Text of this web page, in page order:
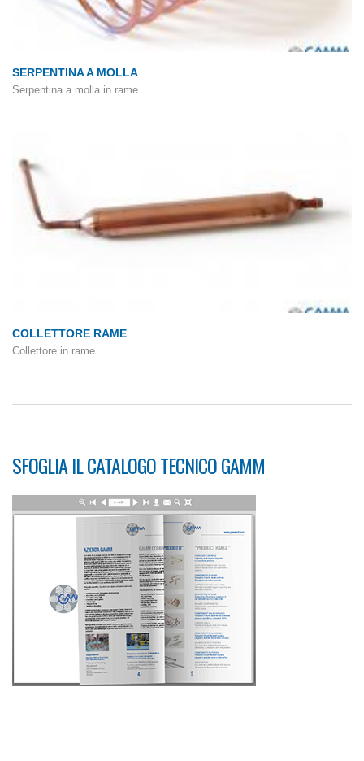
SERPENTINA A MOLLA
Serpentina a molla in rame.
COLLETTORE RAME
Collettore in rame.
SFOGLIA IL CATALOGO TECNICO GAMM